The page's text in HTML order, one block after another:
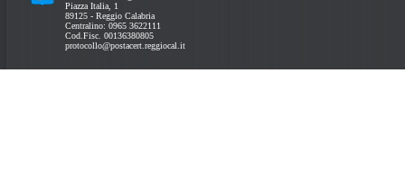
Piazza Italia, 1
89125 - Reggio Calabria
Centralino: 0965 3622111
Cod.Fisc. 00136380805
protocollo@postacert.reggiocal.it